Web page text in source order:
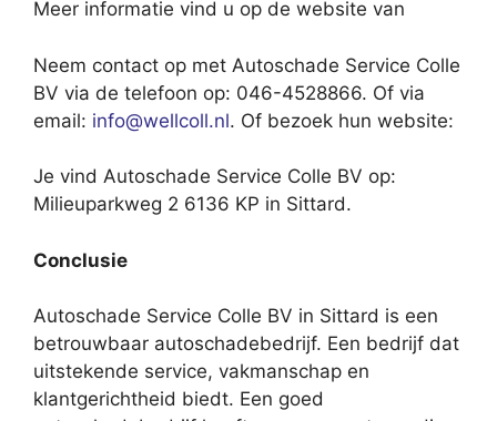
Meer informatie vind u op de website van
Neem contact op met Autoschade Service Colle
BV via de telefoon op: 046-4528866. Of via
email: info@wellcoll.nl. Of bezoek hun website:
Je vind Autoschade Service Colle BV op:
Milieuparkweg 2 6136 KP in Sittard.
Conclusie
Autoschade Service Colle BV in Sittard is een
betrouwbaar autoschadebedrijf. Een bedrijf dat
uitstekende service, vakmanschap en
klantgerichtheid biedt. Een goed